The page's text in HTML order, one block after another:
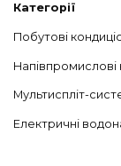
Категорії
Побутові
Напівпромислові
Мультиспліт-
Електричні